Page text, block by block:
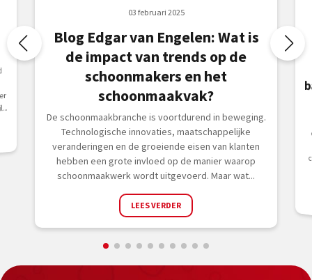
03 februari 2025
Blog Edgar van Engelen: Wat is
de impact van trends op de
schoonmakers en het
schoonmaakvak?
De schoonmaakbranche is voortdurend in beweging.
Technologische innovaties, maatschappelijke
veranderingen en de groeiende eisen van klanten
hebben een grote invloed op de manier waarop
schoonmaakwerk wordt uitgevoerd. Maar wat...
LEES VERDER